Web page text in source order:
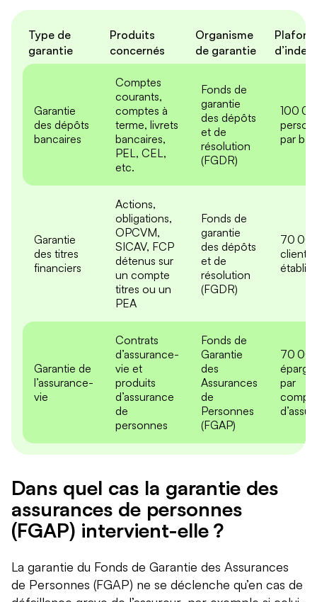
Type de
garantie
Produits
concernés
Organisme
de garantie
Plafond
Garantie
des dépôts
bancaires
Comptes
courants,
comptes à
terme, livrets
bancaires,
PEL, CEL,
etc.
Fonds de
garantie
des dépôts
et de
résolution
(FGDR)
100
par
Garantie
des titres
financiers
Actions,
obligations,
OPCVM,
SICAV, FCP
détenus sur
un compte
titres ou un
PEA
Fonds de
garantie
des dépôts
et de
résolution
(FGDR)
70
client
Garantie de
l’assurance-
vie
Contrats
d’assurance-
vie et
produits
d’assurance
de
personnes
Fonds de
Garantie
des
Assurances
de
Personnes
(FGAP)
70
par
Dans quel cas la garantie des
assurances de personnes
(FGAP) intervient-elle ?
La garantie du Fonds de Garantie des Assurances
de Personnes (FGAP) ne se déclenche qu’en cas de